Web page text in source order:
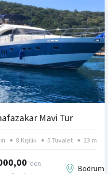
Mavi Tur
8 Kişilik 5 Tuvalet 23 m
'den
Bodrum